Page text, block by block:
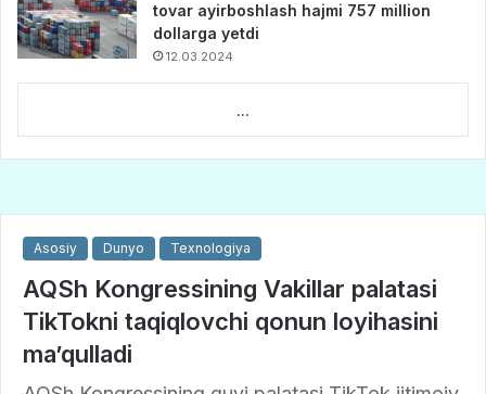
tovar ayirboshlash hajmi 757 million
dollarga yetdi
12.03.2024
...